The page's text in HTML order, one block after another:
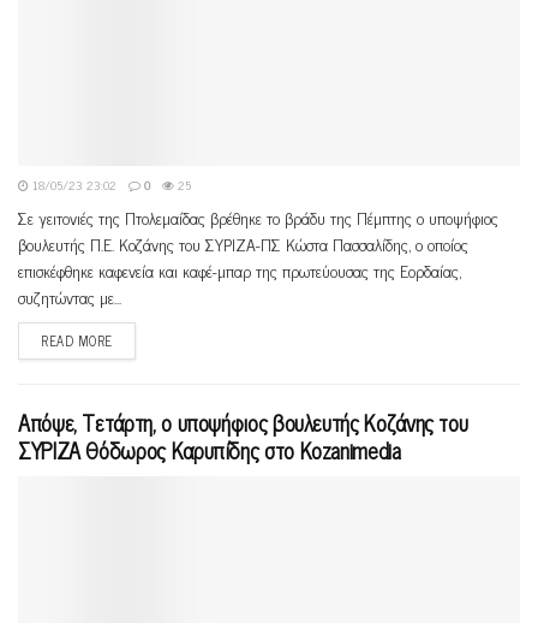
18/05/23 23:02 0 25
Σε γειτονιές της Πτολεμαίδας βρέθηκε το βράδυ της Πέμπτης ο υποψήφιος
βουλευτής Π.Ε. Κοζάνης του ΣΥΡΙΖΑ-ΠΣ Κώστα Πασσαλίδης, ο οποίος
επισκέφθηκε καφενεία και καφέ-μπαρ της πρωτεύουσας της Εορδαίας,
συζητώντας με...
READ MORE
Απόψε, Τετάρτη, ο υποψήφιος βουλευτής Κοζάνης του
ΣΥΡΙΖΑ Θόδωρος Καρυπίδης στο Kozanimedia